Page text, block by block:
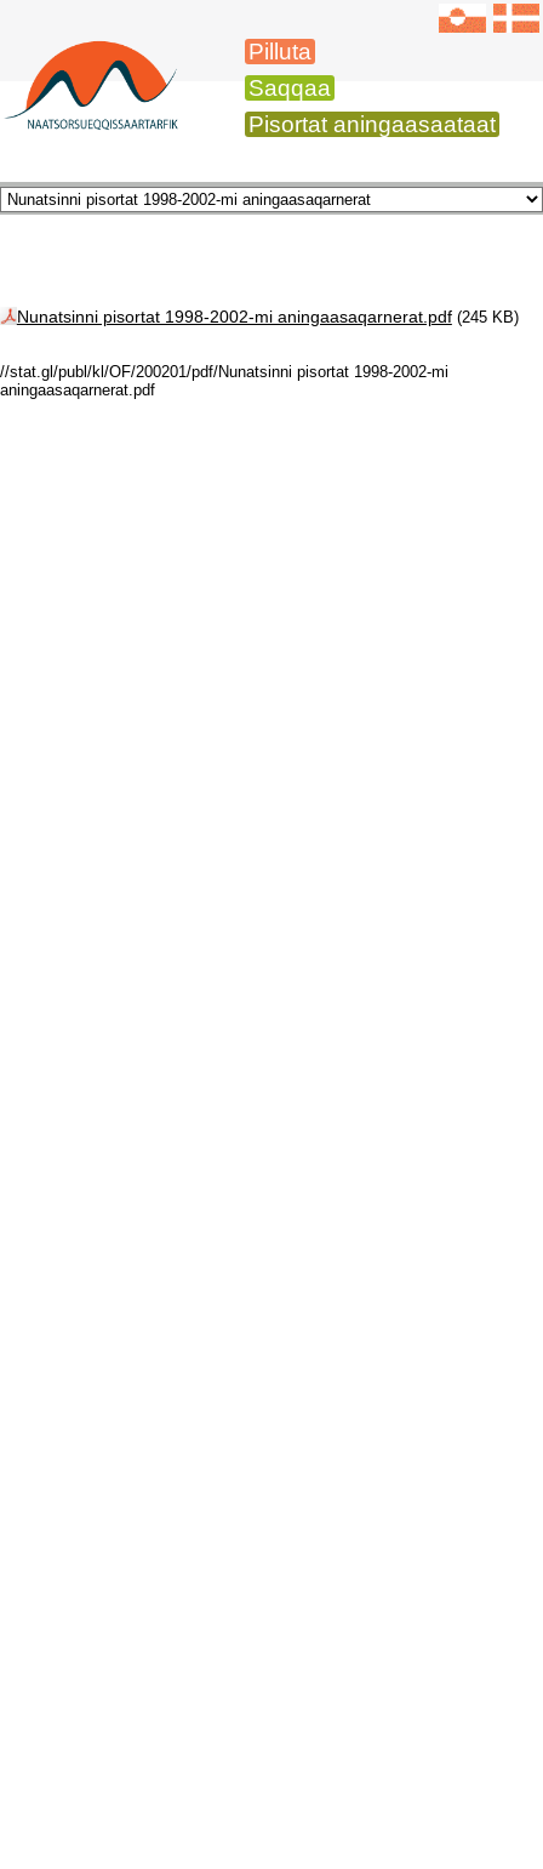
Pilluta
Saqqaa
Pisortat aningaasaataat
Nunatsinni pisortat 1998-2002-mi aningaasaqarnerat.pdf(245 KB)
//stat.gl/publ/kl/OF/200201/pdf/Nunatsinni pisortat 1998-2002-mi
aningaasaqarnerat.pdf